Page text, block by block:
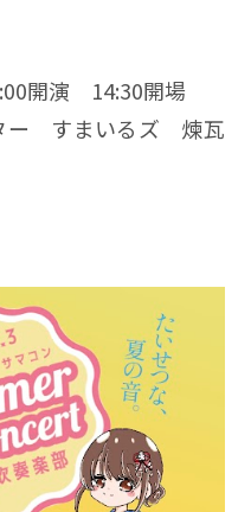
開演 14:30開場
ー すまいるズ 煉瓦